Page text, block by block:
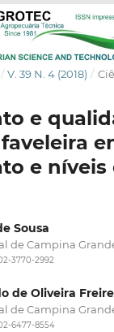
/ V. 39 N. 4 (2018) /
e
e níveis
Sousa
de Campina
3770-2992
de Oliveira Freire
de Campina
6477-8554